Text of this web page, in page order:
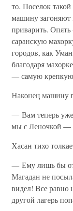
то. Поселок
машину
приварить.
саранскую
городов, как
благодаря
— самую
Наконец машину
— Вам теперь
мы с Леночкой —
Хасан тихо
— Ему лишь бы
Магадан не
видел! Все равно
другой лагерь